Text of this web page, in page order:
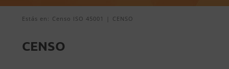
Estás en: Censo ISO 45001 CENSO
CENSO